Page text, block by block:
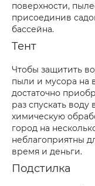
поверхности,
присоединив
бассейна.
Тент
Чтобы защитить
пыли и мусора на
достаточно
раз спускать
химическую
город на
неблагоприятны
время и деньги.
Подстилка